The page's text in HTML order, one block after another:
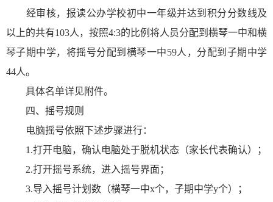
经审核，报读公办学校初中一年级并达到积分分数线及
以上的共有103人，按照4:3的比例将人员分配到横琴一中和横
琴子期中学，将摇号分配到横琴一中59人，分配到子期中学
44人。
具体名单详见附件。
四、摇号规则
电脑摇号依照下述步骤进行：
1.打开电脑，确认电脑处于脱机状态（家长代表确认）；
2.打开摇号系统，进入摇号界面；
3.导入摇号计划数（横琴一中x个，子期中学y个）；